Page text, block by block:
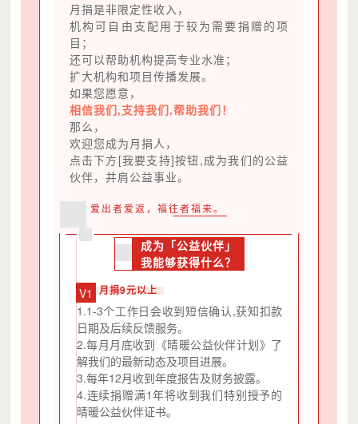
月捐是非限定性收入，
机构可自由支配用于较为需要捐赠的项
目；
还可以帮助机构提高专业水准；
扩大机构和项目传播发展。
如果您愿意，
相信我们,支持我们,帮助我们！
那么，
欢迎您成为月捐人，
点击下方[我要支持]按钮,成为我们的公益
伙伴，并肩公益事业。
爱出者爱返，福往者福来。
成为「公益伙伴」
我能够获得什么？
V1
月捐9元以上
1.1-3个工作日会收到短信确认,获知扣款
日期及后续反馈服务。
2.每月月底收到《晴暖公益伙伴计划》了
解我们的最新动态及项目进展。
3.每年12月收到年度报告及财务披露。
4.连续捐赠满1年将收到我们特别授予的
晴暖公益伙伴证书。